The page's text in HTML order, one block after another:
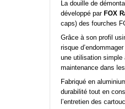
La douille de
développé par FOX
caps) des fourches
Grâce à son profil
risque
une utilisation simple
maintenance dans
Fabriqué en
durabilité tout en
l’entretien des